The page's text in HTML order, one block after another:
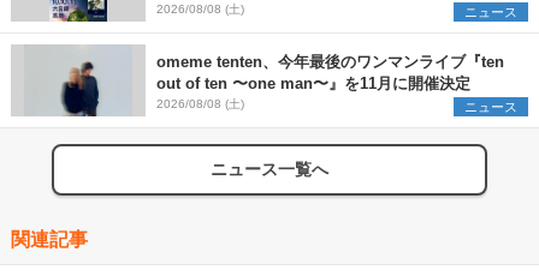
SCOOBIE DO、かりゆし58、Reiを発表
2026/08/08 (土) ニュース
omeme tenten、今年最後のワンマンライブ『ten
out of ten 〜one man〜』を11月に開催決定
2026/08/08 (土) ニュース
ニュース一覧へ
関連記事